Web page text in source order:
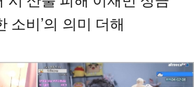
소비’의 의미 더해